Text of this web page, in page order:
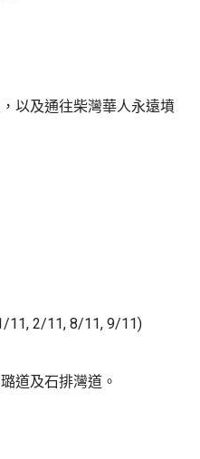
以及通往柴灣華人永遠墳
11, 2/11, 8/11, 9/11)
道及石排灣道。